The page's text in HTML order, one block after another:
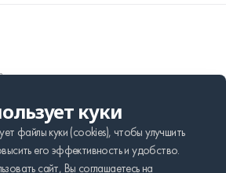
куки
файлы куки (cookies), чтобы улучшить
его эффективность и удобство.
сайт, Вы соглашаетесь на